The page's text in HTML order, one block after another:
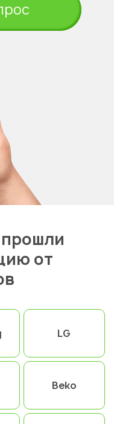
от
LG
Beko